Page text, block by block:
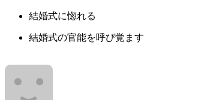
結婚式に惚れる
結婚式の官能を呼び覚ます